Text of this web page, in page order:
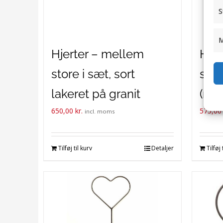
Hjerter – mellem
store i sæt, sort
lakeret på granit
650,00 kr. incl. moms
Tilføj til kurv Detaljer
575,00
Tilføj